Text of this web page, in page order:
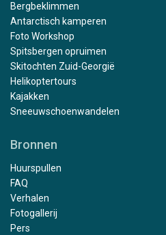
Bergbeklimmen
Antarctisch kamperen
Foto Workshop
Spitsbergen opruimen
Skitochten Zuid-Georgië
Helikoptertours
Kajakken
Sneeuwschoenwandelen
Bronnen
Huurspullen
FAQ
Verhalen
Fotogallerij
Pers